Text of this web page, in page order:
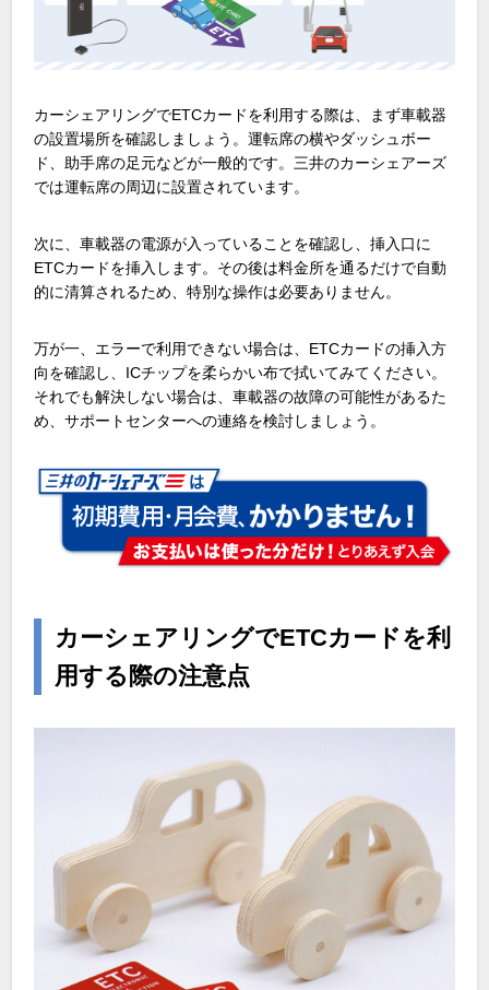
カーシェアリングでETCカードを利用する際は、まず車載器
の設置場所を確認しましょう。運転席の横やダッシュボー
ド、助手席の足元などが一般的です。三井のカーシェアーズ
では運転席の周辺に設置されています。
次に、車載器の電源が入っていることを確認し、挿入口に
ETCカードを挿入します。その後は料金所を通るだけで自動
的に清算されるため、特別な操作は必要ありません。
万が一、エラーで利用できない場合は、ETCカードの挿入方
向を確認し、ICチップを柔らかい布で拭いてみてください。
それでも解決しない場合は、車載器の故障の可能性があるた
め、サポートセンターへの連絡を検討しましょう。
カーシェアリングでETCカードを利
用する際の注意点